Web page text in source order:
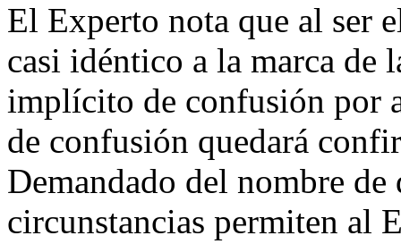
El Experto nota que al ser
casi idéntico a la marca de
implícito de confusión por
de confusión quedará
Demandado del nombre
circunstancias permiten al